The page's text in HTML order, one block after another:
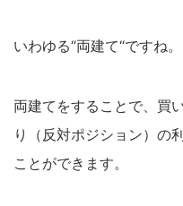
いわゆる“両建て“ですね。
両建てをすることで、買
り（反対ポジション）の
ことができます。